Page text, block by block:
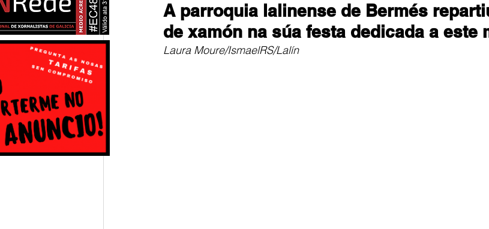
A parroquia lalinense de Bermés
de xamón na súa festa dedicada a este
Laura Moure/IsmaelRS/Lalín